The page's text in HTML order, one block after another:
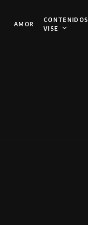
AMOR
CONTENIDOS
VISE